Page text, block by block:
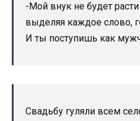
-Мой внук не будет
выделяя каждое слово,
И ты поступишь как
Свадьбу гуляли всем